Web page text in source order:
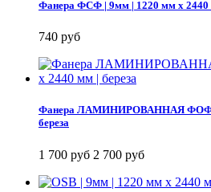
Фанера ФСФ | 9мм | 1220 мм х 2440
740 руб
Фанера ЛАМИНИРОВАННАЯ ФОФ |
береза
1 700 руб 2 700 руб